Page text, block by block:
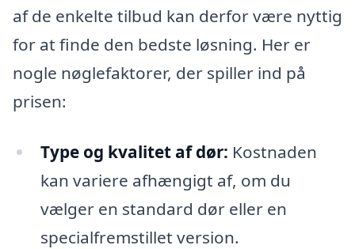
af de enkelte tilbud kan derfor være nyttig
for at finde den bedste løsning. Her er
nogle nøglefaktorer, der spiller ind på
prisen:
Type og kvalitet af dør: Kostnaden
kan variere afhængigt af, om du
vælger en standard dør eller en
specialfremstillet version.